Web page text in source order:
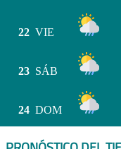
22 VIE
23 SÁB
24 DOM